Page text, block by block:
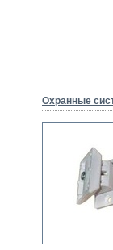
Охранные